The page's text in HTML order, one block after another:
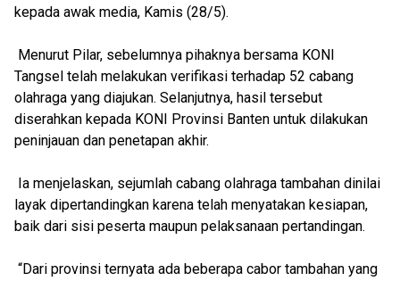
kepada awak media, Kamis (28/5).
Menurut Pilar, sebelumnya pihaknya bersama KONI
Tangsel telah melakukan verifikasi terhadap 52 cabang
olahraga yang diajukan. Selanjutnya, hasil tersebut
diserahkan kepada KONI Provinsi Banten untuk dilakukan
peninjauan dan penetapan akhir.
Ia menjelaskan, sejumlah cabang olahraga tambahan dinilai
layak dipertandingkan karena telah menyatakan kesiapan,
baik dari sisi peserta maupun pelaksanaan pertandingan.
“Dari provinsi ternyata ada beberapa cabor tambahan yang